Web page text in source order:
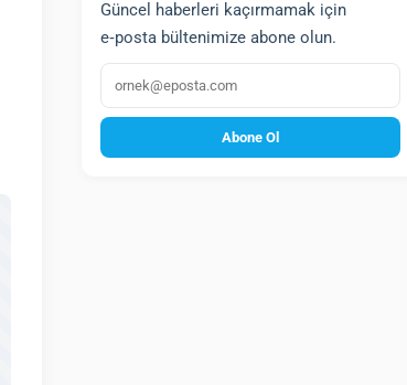
Güncel haberleri kaçırmamak için
e‑posta bültenimize abone olun.
E‑posta
Abone Ol